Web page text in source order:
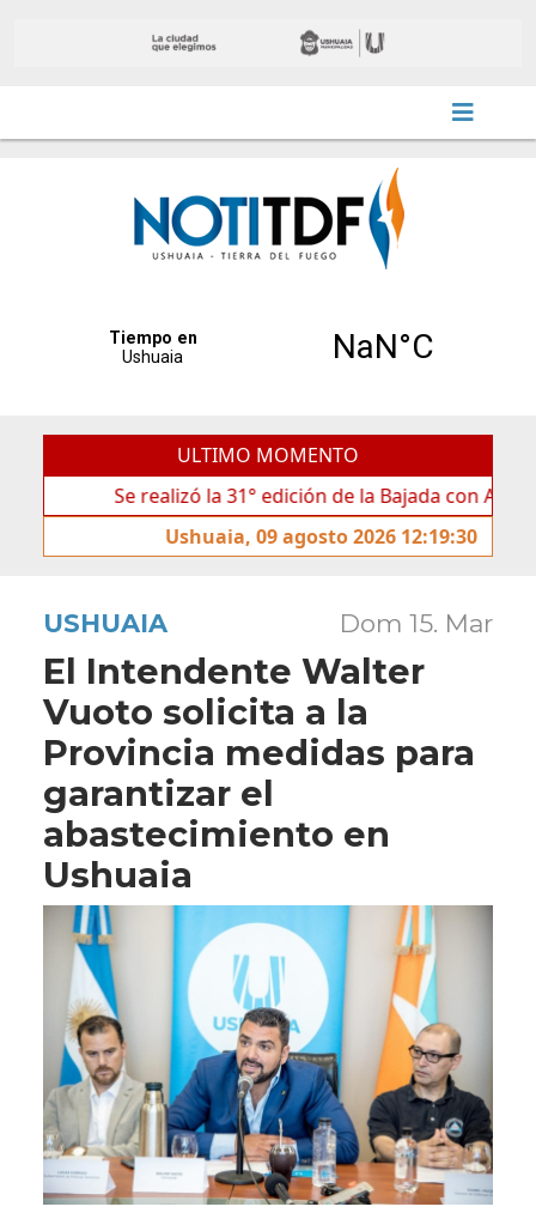
ULTIMO MOMENTO
Se realizó la 31° edición de la Bajada con Antorchas
Ushuaia, 09 agosto 2026 12:19:30
USHUAIA Dom 15. Mar
El Intendente Walter
Vuoto solicita a la
Provincia medidas para
garantizar el
abastecimiento en
Ushuaia